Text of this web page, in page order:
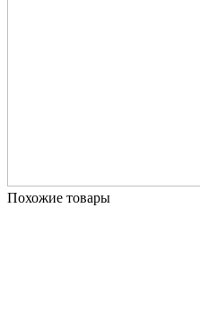
Похожие товары